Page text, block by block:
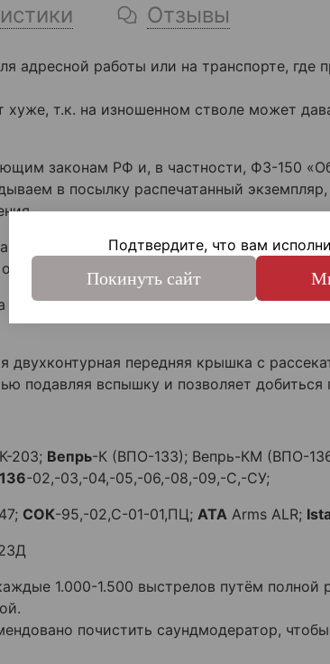
Отзывы
адресной работы или на транспорте,
т.к. на изношенном стволе может
законам РФ и, в частности, ФЗ-150
в посылку распечатанный
и для военного применения ввиду
практически неизменным.
активную эксплуатацию прибора без
двухконтурная передняя крышка с
подавляя вспышку и позволяет
203; Вепрь-К (ВПО-133); Вепрь-КМ (ВПО-
-02,-03,-04,-05,-06,-08,-09,-С,-СУ;
СОК-95,-02,С-01-01,ПЦ; ATA Arms ALR;
1.000-1.500 выстрелов путём
почистить саундмодератор,
Подтвердите, что вам
Покинуть сайт